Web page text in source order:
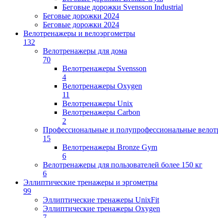
Беговые дорожки Svensson Industrial
Беговые дорожки 2024
Беговые дорожки 2024
Велотренажеры и велоэргометры
132
Велотренажеры для дома
70
Велотренажеры Svensson
4
Велотренажеры Oxygen
11
Велотренажеры Unix
Велотренажеры Carbon
2
Профессиональные и полупрофессиональные
15
Велотренажеры Bronze Gym
6
Велотренажеры для пользователей более 150 кг
6
Эллиптические тренажеры и эргометры
99
Эллиптические тренажеры UnixFit
Эллиптические тренажеры Oxygen